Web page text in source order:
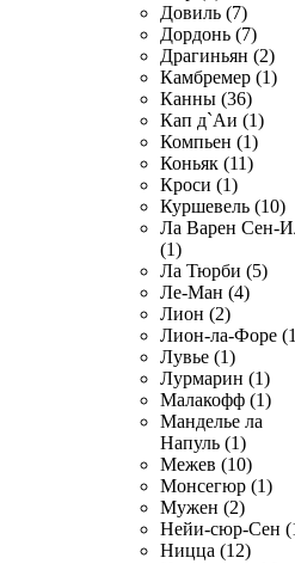
Довиль (7)
Дордонь (7)
Драгиньян (2)
Камбремер (1)
Канны (36)
Кап д`Аи (1)
Компьен (1)
Коньяк (11)
Кроси (1)
Куршевель (10)
Ла Варен Сен-
(1)
Ла Тюрби (5)
Ле-Ман (4)
Лион (2)
Лион-ла-Форе
Лувье (1)
Лурмарин (1)
Малакофф (1)
Манделье ла
Напуль (1)
Межев (10)
Монсегюр (1)
Мужен (2)
Нейи-сюр-Сен
Ницца (12)